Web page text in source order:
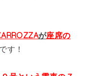
が座席の
です！